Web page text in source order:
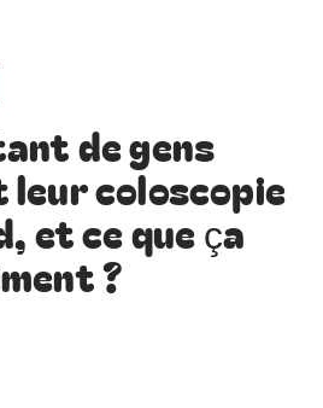
de gens
coloscopie
et ce que ça
?